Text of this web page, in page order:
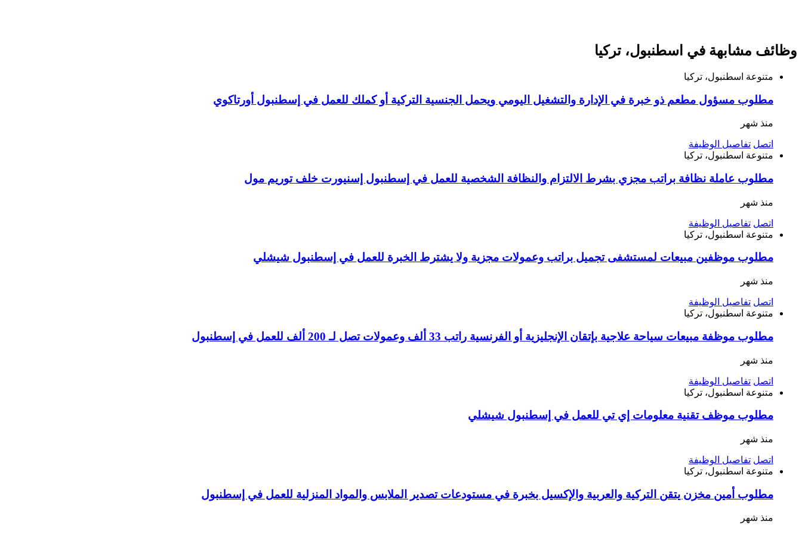
وظائف مشابهة في اسطنبول، تركيا
متنوعة اسطنبول، تركيا
مطلوب مسؤول مطعم ذو خبرة في الإدارة والتشغيل اليومي ويحمل الجنسية التركية أو كملك للعمل في إسطنبول أورتاكوي
منذ شهر
اتصل تفاصيل الوظيفة
متنوعة اسطنبول، تركيا
مطلوب عاملة نظافة براتب مجزي بشرط الالتزام والنظافة الشخصية للعمل في إسطنبول إسنيورت خلف توريم مول
منذ شهر
اتصل تفاصيل الوظيفة
متنوعة اسطنبول، تركيا
مطلوب موظفين مبيعات لمستشفى تجميل براتب وعمولات مجزية ولا يشترط الخبرة للعمل في إسطنبول شيشلي
منذ شهر
اتصل تفاصيل الوظيفة
متنوعة اسطنبول، تركيا
مطلوب موظفة مبيعات سياحة علاجية بإتقان الإنجليزية أو الفرنسية راتب 33 ألف وعمولات تصل لـ 200 ألف للعمل في إسطنبول
منذ شهر
اتصل تفاصيل الوظيفة
متنوعة اسطنبول، تركيا
مطلوب موظف تقنية معلومات إي تي للعمل في إسطنبول شيشلي
منذ شهر
اتصل تفاصيل الوظيفة
متنوعة اسطنبول، تركيا
مطلوب أمين مخزن يتقن التركية والعربية والإكسيل بخبرة في مستودعات تصدير الملابس والمواد المنزلية للعمل في إسطنبول
منذ شهر